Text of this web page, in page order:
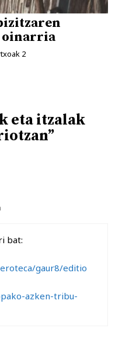
oinarria
2
eta itzalak
bat:
gaur8/editio
azken-tribu-